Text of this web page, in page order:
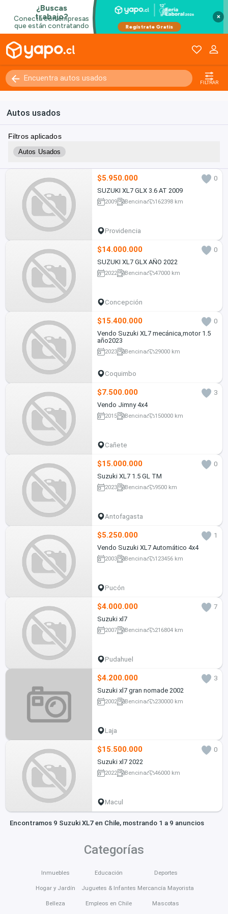
×
FILTRAR
Autos usados
Filtros aplicados
Autos Usados
$5.950.000
0
SUZUKI XL7 GLX 3.6 AT 2009
2009 Bencina 162398 km
Providencia
$14.000.000
0
SUZUKI XL7 GLX AÑO 2022
2022 Bencina 47000 km
Concepción
$15.400.000
0
Vendo Suzuki XL7 mecánica,motor 1.5
año2023
2023 Bencina 29000 km
Coquimbo
$7.500.000
3
Vendo Jimny 4x4
2015 Bencina 150000 km
Cañete
$15.000.000
0
Suzuki XL7 1.5 GL TM
2023 Bencina 9500 km
Antofagasta
$5.250.000
1
Vendo Suzuki XL7 Automático 4x4
2003 Bencina 123456 km
Pucón
$4.000.000
7
Suzuki xl7
2007 Bencina 216804 km
Pudahuel
$4.200.000
3
Suzuki xl7 gran nomade 2002
2002 Bencina 230000 km
Laja
$15.500.000
0
Suzuki xl7 2022
2022 Bencina 46000 km
Macul
Encontramos 9 Suzuki XL7 en Chile, mostrando 1 a 9 anuncios
Categorías
Inmuebles
Hogar y Jardín
Belleza
Educación
Juguetes & Infantes
Empleos en Chile
Deportes
Mercancía Mayorista
Mascotas